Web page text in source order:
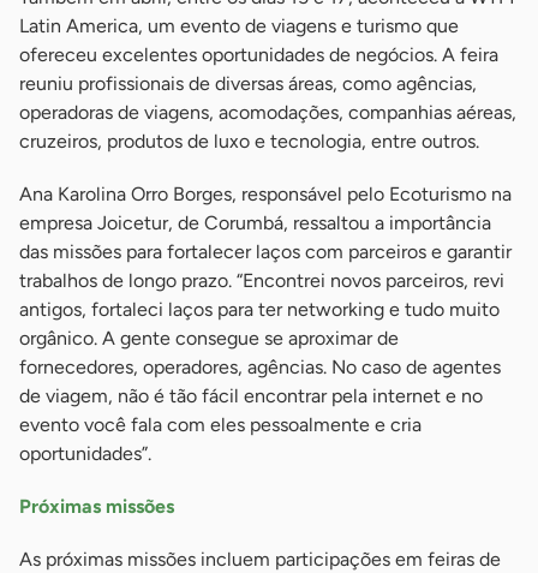
Latin America, um evento de viagens e turismo que
ofereceu excelentes oportunidades de negócios. A feira
reuniu profissionais de diversas áreas, como agências,
operadoras de viagens, acomodações, companhias aéreas,
cruzeiros, produtos de luxo e tecnologia, entre outros.
Ana Karolina Orro Borges, responsável pelo Ecoturismo na
empresa Joicetur, de Corumbá, ressaltou a importância
das missões para fortalecer laços com parceiros e garantir
trabalhos de longo prazo. “Encontrei novos parceiros, revi
antigos, fortaleci laços para ter networking e tudo muito
orgânico. A gente consegue se aproximar de
fornecedores, operadores, agências. No caso de agentes
de viagem, não é tão fácil encontrar pela internet e no
evento você fala com eles pessoalmente e cria
oportunidades”.
Próximas missões
As próximas missões incluem participações em feiras de